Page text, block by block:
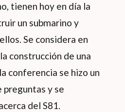
tienen hoy en día la
un submarino y
Se considera en
construcción de una
conferencia se hizo un
preguntas y se
del S81.